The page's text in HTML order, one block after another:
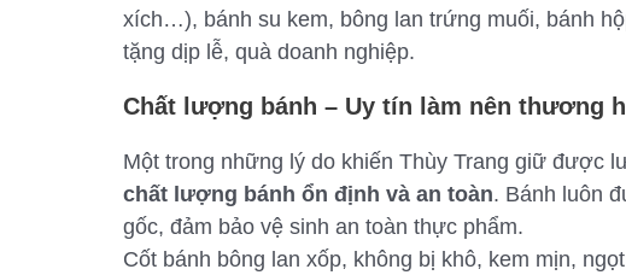
xích…), bánh su kem, bông lan trứng muối, bánh
tặng dịp lễ, quà doanh nghiệp.
Chất lượng bánh – Uy tín làm nên thương
Một trong những lý do khiến Thùy Trang giữ được
chất lượng bánh ổn định và an toàn. Bánh luôn
gốc, đảm bảo vệ sinh an toàn thực phẩm.
Cốt bánh bông lan xốp, không bị khô, kem mịn,